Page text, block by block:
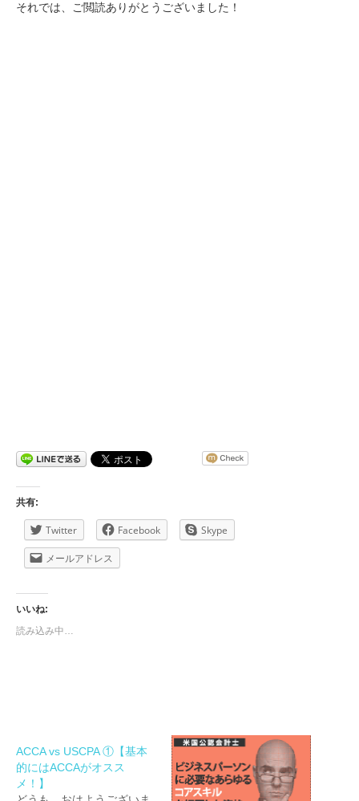
それでは、ご閲読ありがとうございました！
共有:
Twitter Facebook Skype
メールアドレス
いいね:
読み込み中…
ACCA vs USCPA ①【基本
的にはACCAがオスス
メ！】